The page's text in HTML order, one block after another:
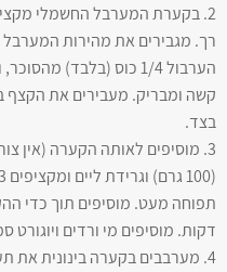
2. בקערת המערבל החשמלי
רך. מגבירים את מהירות המערבל
הערבול 1/4 כוס (בלבד)
קשה ומבריק. מעבירים את הקצף
בצד.
3. מוסיפים לאותה הקערה (אין
דקות. מוסיפים מי ורדים ויוגורט סמיך
4. מערבבים בקערה בינונית את